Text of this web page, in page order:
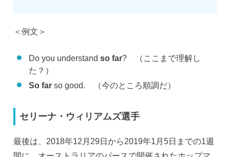
＜例文＞
Do you understandso far? （ここまで理解し
た？）
So far so good. （今のところ順調だ）
セリーナ・ウィリアムズ選手
最後は、2018年12月29日から2019年1月5日までの1週